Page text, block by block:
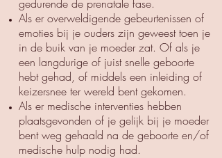
gedurende de prenatale fase.
Als er overweldigende gebeurtenissen of
emoties bij je ouders zijn geweest toen je
in de buik van je moeder zat. Of als je
een langdurige of juist snelle geboorte
hebt gehad, of middels een inleiding of
keizersnee ter wereld bent gekomen.
Als er medische interventies hebben
plaatsgevonden of je gelijk bij je moeder
bent weg gehaald na de geboorte en/of
medische hulp nodig had.